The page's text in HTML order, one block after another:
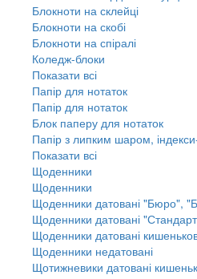
Блокноти на склейці
Блокноти на скобі
Блокноти на спіралі
Коледж-блоки
Показати всі
Папір для нотаток
Папір для нотаток
Блок паперу для нотаток
Папір з липким шаром,
Показати всі
Щоденники
Щоденники
Щоденники датовані "Бюро",
Щоденники датовані
Щоденники датовані
Щоденники недатовані
Щотижневики датовані